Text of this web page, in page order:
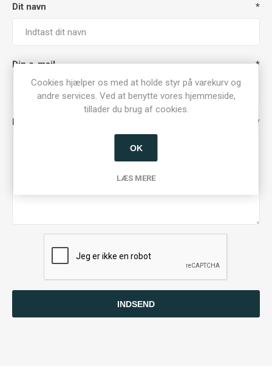
Dit navn *
Din e-mail *
Forespørgsel *
INDSEND
Cookies hjælper os med at holde styr på varekurv og
andre services. Ved at benytte vores hjemmeside,
tillader du brug af cookies.
OK
LÆS MERE